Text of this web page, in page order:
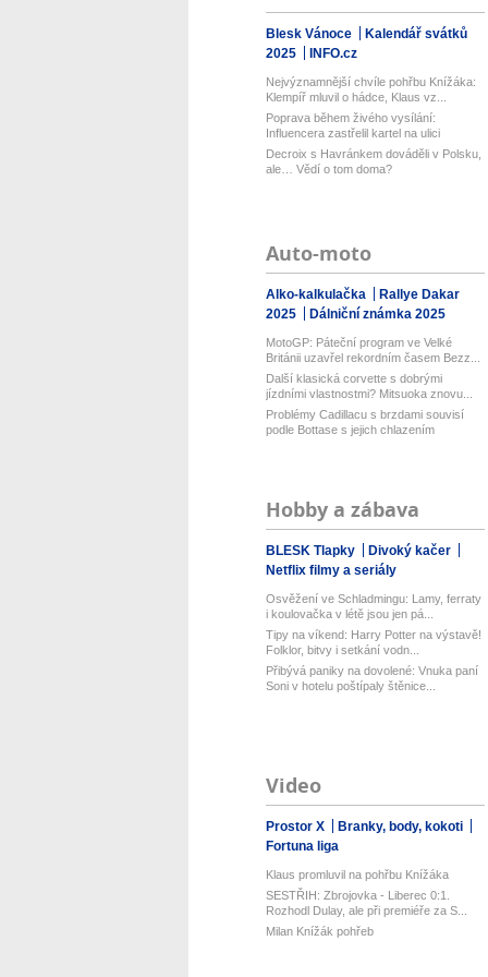
Blesk Vánoce
Kalendář svátků
2025
INFO.cz
Nejvýznamnější chvíle pohřbu Knížáka:
Klempíř mluvil o hádce, Klaus vz...
Poprava během živého vysílání:
Influencera zastřelil kartel na ulici
Decroix s Havránkem dováděli v Polsku,
ale… Vědí o tom doma?
Auto-moto
Alko-kalkulačka
Rallye Dakar
2025
Dálniční známka 2025
MotoGP: Páteční program ve Velké
Británii uzavřel rekordním časem Bezz...
Další klasická corvette s dobrými
jízdními vlastnostmi? Mitsuoka znovu...
Problémy Cadillacu s brzdami souvisí
podle Bottase s jejich chlazením
Hobby a zábava
BLESK Tlapky
Divoký kačer
Netflix filmy a seriály
Osvěžení ve Schladmingu: Lamy, ferraty
i koulovačka v létě jsou jen pá...
Tipy na víkend: Harry Potter na výstavě!
Folklor, bitvy i setkání vodn...
Přibývá paniky na dovolené: Vnuka paní
Soni v hotelu poštípaly štěnice...
Video
Prostor X
Branky, body, kokoti
Fortuna liga
Klaus promluvil na pohřbu Knížáka
SESTŘIH: Zbrojovka - Liberec 0:1.
Rozhodl Dulay, ale při premiéře za S...
Milan Knížák pohřeb